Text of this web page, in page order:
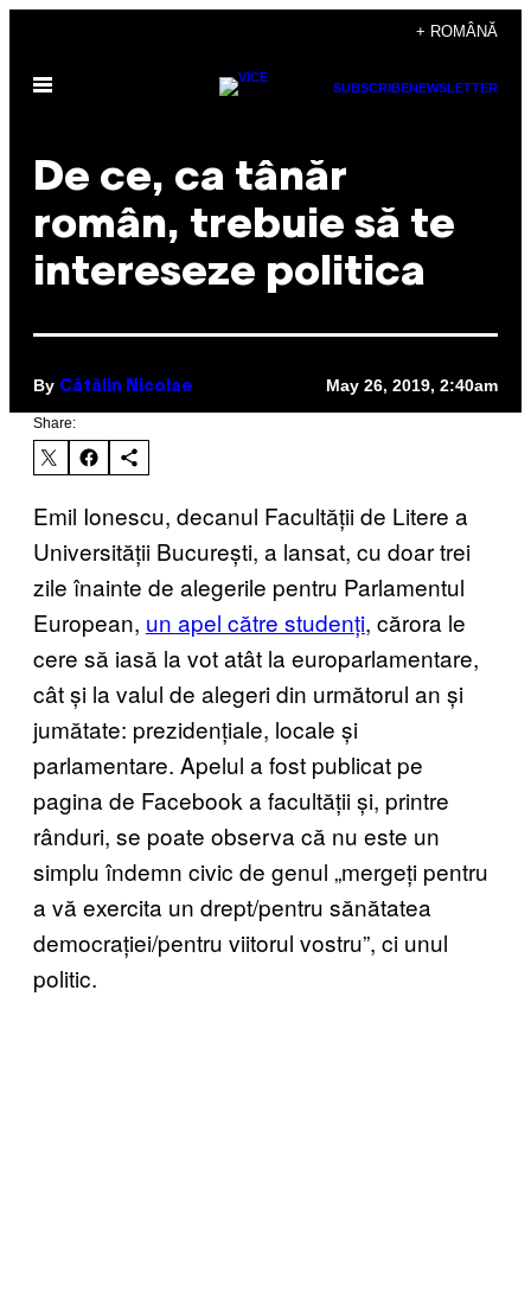
content
+ ROMÂNĂ
Open
SUBSCRIBENEWSLETTER
De ce, ca tânăr
român, trebuie să te
intereseze politica
By Cătălin Nicolae May 26, 2019, 2:40am
Share:
Emil Ionescu, decanul Facultății de Litere a
Universității București, a lansat, cu doar trei
zile înainte de alegerile pentru Parlamentul
European, un apel către studenți, cărora le
cere să iasă la vot atât la europarlamentare,
cât și la valul de alegeri din următorul an și
jumătate: prezidențiale, locale și
parlamentare. Apelul a fost publicat pe
pagina de Facebook a facultății și, printre
rânduri, se poate observa că nu este un
simplu îndemn civic de genul „mergeți pentru
a vă exercita un drept/pentru sănătatea
democrației/pentru viitorul vostru”, ci unul
politic.